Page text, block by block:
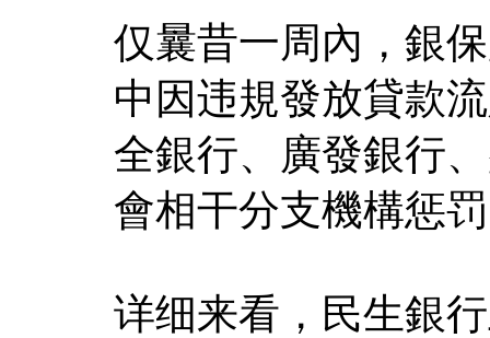
仅曩昔一周內，銀
中因违規發放貸款
全銀行、廣發銀行
會相干分支機構惩
详细来看，民生銀